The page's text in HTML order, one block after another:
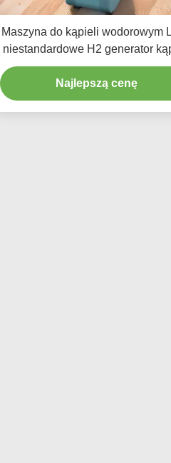
Maszyna do kąpieli wodorowym
niestandardowe H2 generator
2000ppb-3000ppb
Najlepszą cenę